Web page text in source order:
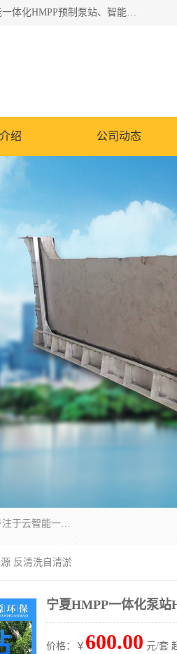
青岛铭源环保科技有限公司是一家专注于环保与智慧水务领域的先进科技企业，公司专注于云智能一体化HMPP预制泵站、智能截流井设备、调蓄池雨洪管理设备、水务循环利用、云智慧水务开发及新型环保技术研发等领域。
绍 公司动态
青岛铭源环保科技有限公司是一家专注于环保与智慧水务领域的先进科技企业，公司专注于云智能一体化HMPP预制泵站、智能截流井设备、调蓄池雨洪管理设备、水务循环利用、云智慧水务开发及新型环保技术研发等领域。
反清洗自清淤
宁夏HMPP一体化泵站
价格：￥ 600.00 元/套